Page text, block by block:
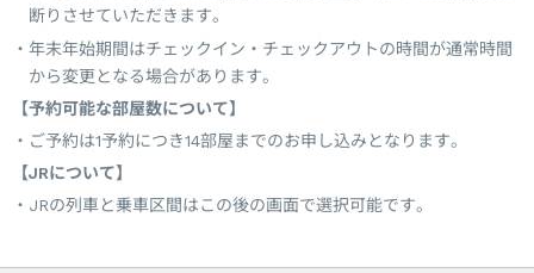
断りさせていただきます。
年末年始期間はチェックイン・チェックアウトの時間が通常時間
から変更となる場合があります。
【予約可能な部屋数について】
ご予約は1予約につき14部屋までのお申し込みとなります。
【JRについて】
JRの列車と乗車区間はこの後の画面で選択可能です。